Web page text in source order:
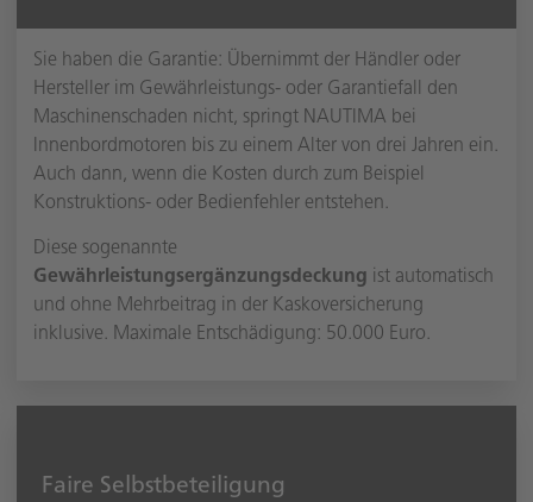
Sie haben die Garantie: Übernimmt der Händler oder
Hersteller im Gewährleistungs- oder Garantiefall den
Maschinenschaden nicht, springt NAUTIMA bei
Innenbordmotoren bis zu einem Alter von drei Jahren ein.
Auch dann, wenn die Kosten durch zum Beispiel
Konstruktions- oder Bedienfehler entstehen.
Diese sogenannte
Gewährleistungsergänzungsdeckung ist automatisch
und ohne Mehrbeitrag in der Kaskoversicherung
inklusive. Maximale Entschädigung: 50.000 Euro.
Faire Selbstbeteiligung